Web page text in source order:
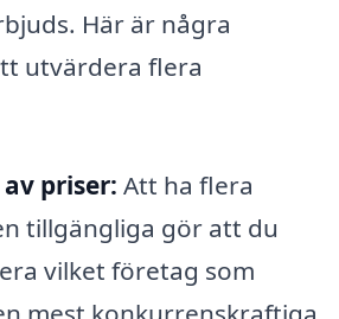
Här är några
utvärdera flera
priser: Att ha flera
tillgängliga gör att du
vilket företag som